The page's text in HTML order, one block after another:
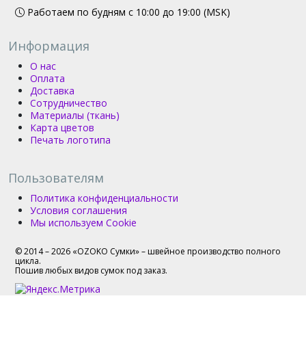
Работаем по будням с 10:00 до 19:00 (MSK)
Информация
О нас
Оплата
Доставка
Сотрудничество
Материалы (ткань)
Карта цветов
Печать логотипа
Пользователям
Политика конфиденциальности
Условия соглашения
Мы используем Cookie
© 2014 – 2026 «OZOKO Сумки» – швейное производство полного
цикла.
Пошив любых видов сумок под заказ.